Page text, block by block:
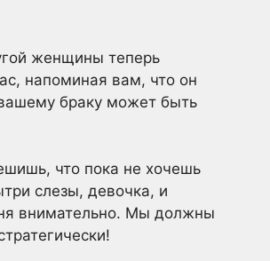
женщины теперь
напоминая вам, что он
браку может быть
что пока не хочешь
слезы, девочка, и
внимательно. Мы должны